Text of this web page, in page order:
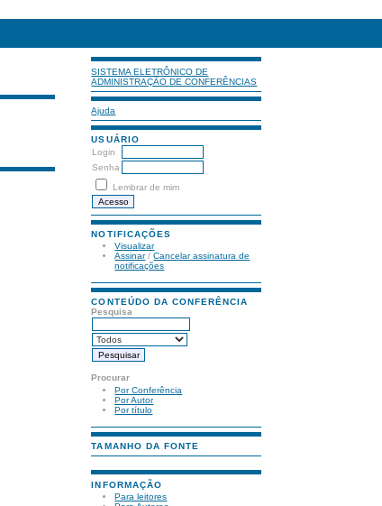
SISTEMA ELETRÔNICO DE
ADMINISTRAÇÃO DE CONFERÊNCIAS
Ajuda
USUÁRIO
Login
Senha
Lembrar de mim
NOTIFICAÇÕES
Visualizar
Assinar/Cancelar assinatura de
notificações
CONTEÚDO DA CONFERÊNCIA
Pesquisa
Procurar
Por Conferência
Por Autor
Por título
TAMANHO DA FONTE
INFORMAÇÃO
Para leitores